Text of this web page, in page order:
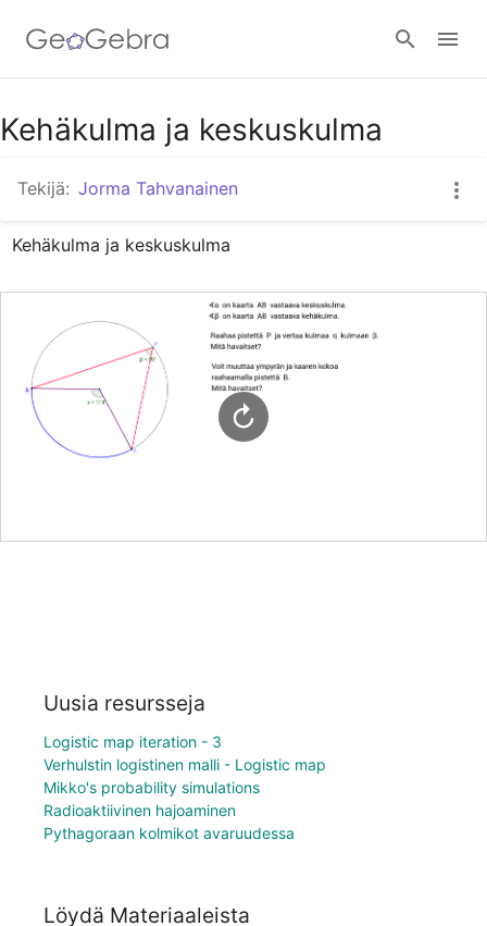
Google Classroom
GeoGebra Classroom
Kehäkulma ja keskuskulma
Tekijä: Jorma Tahvanainen
Kehäkulma ja keskuskulma
Uusia resursseja
Logistic map iteration - 3
Verhulstin logistinen malli - Logistic map
Mikko's probability simulations
Radioaktiivinen hajoaminen
Pythagoraan kolmikot avaruudessa
Löydä Materiaaleista